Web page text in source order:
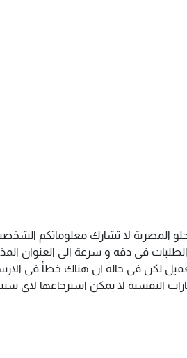
المصرية لا تشارك معلوماتكم
فى دقه و سرعة الى العنوان
لكن فى حاله ان هناك خطأ فى
النفسية لا يمكن استرجاعها